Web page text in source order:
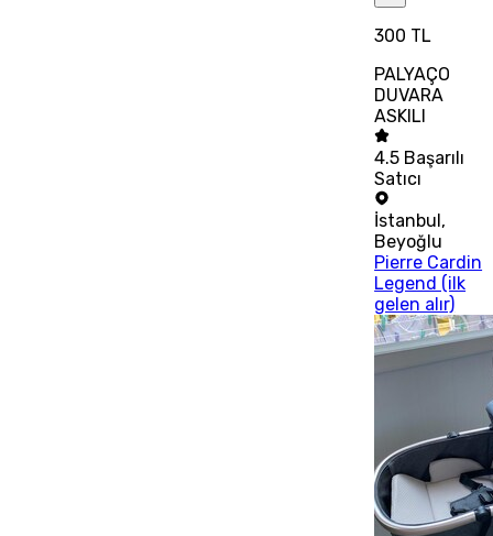
300 TL
PALYAÇO
DUVARA
ASKILI
4.5 Başarılı
Satıcı
İstanbul ,
Beyoğlu
Pierre Cardin
Legend (ilk
gelen alır)